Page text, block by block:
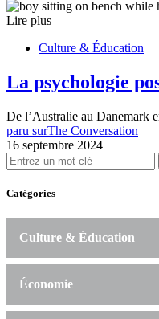
Lire plus
Culture & Éducation
La psychologie
De l’Australie au Danemark
paru surThe Conversation
16 septembre 2024
Catégories
Culture & Éducation
Économie